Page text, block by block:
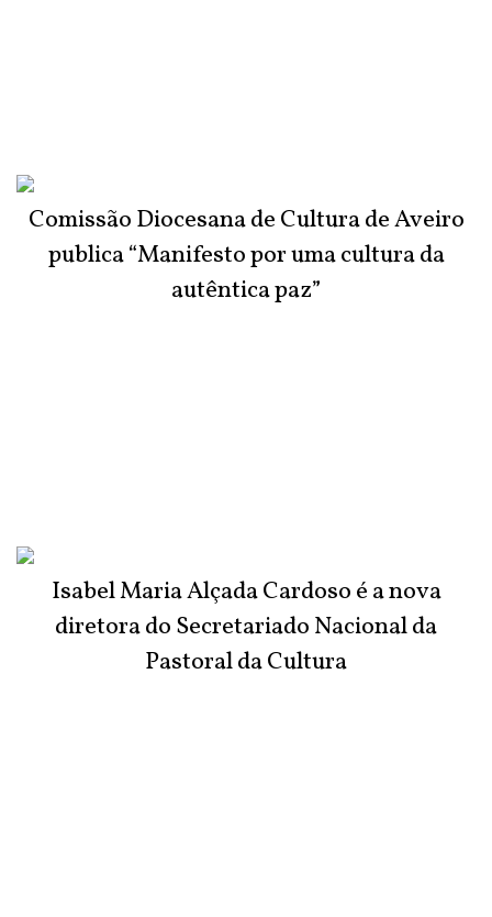
Comissão Diocesana de Cultura de Aveiro
publica “Manifesto por uma cultura da
autêntica paz”
Isabel Maria Alçada Cardoso é a nova
diretora do Secretariado Nacional da
Pastoral da Cultura